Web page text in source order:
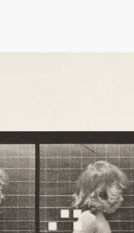
Box teater)